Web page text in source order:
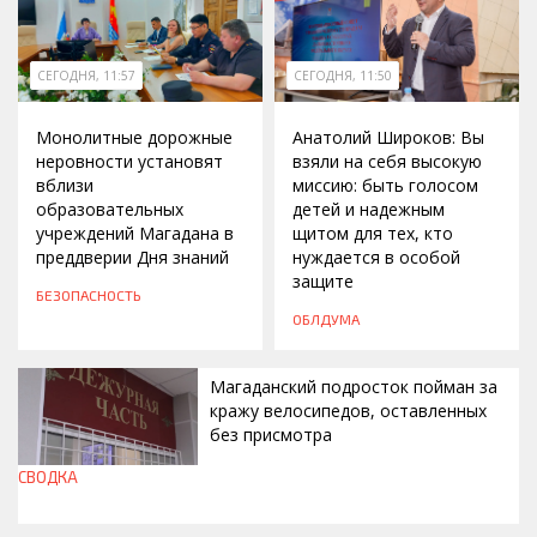
СЕГОДНЯ, 11:57
Монолитные дорожные
неровности установят
вблизи
образовательных
учреждений Магадана в
преддверии Дня знаний
БЕЗОПАСНОСТЬ
СЕГОДНЯ, 11:50
Анатолий Широков: Вы
взяли на себя высокую
миссию: быть голосом
детей и надежным
щитом для тех, кто
нуждается в особой
защите
ОБЛДУМА
Магаданский подросток пойман за
кражу велосипедов, оставленных
без присмотра
СВОДКА